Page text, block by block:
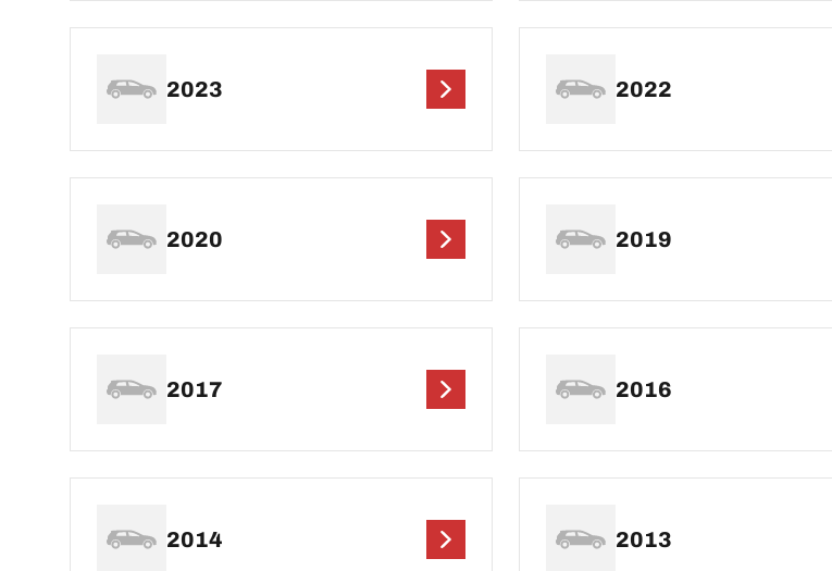
2023 2022
2020 2019
2017 2016
2014 2013